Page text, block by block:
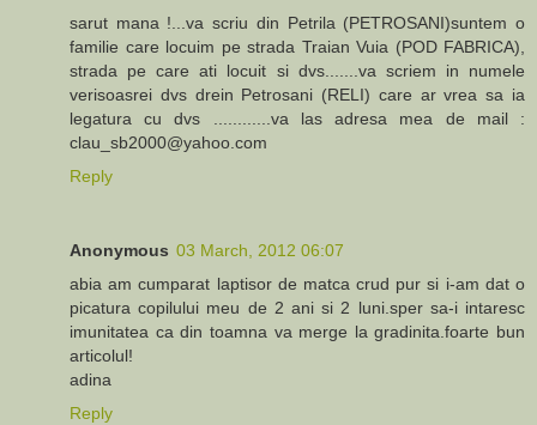
sarut mana !...va scriu din Petrila (PETROSANI)suntem o
familie care locuim pe strada Traian Vuia (POD FABRICA),
strada pe care ati locuit si dvs.......va scriem in numele
verisoasrei dvs drein Petrosani (RELI) care ar vrea sa ia
legatura cu dvs ............va las adresa mea de mail :
clau_sb2000@yahoo.com
Reply
Anonymous 03 March, 2012 06:07
abia am cumparat laptisor de matca crud pur si i-am dat o
picatura copilului meu de 2 ani si 2 luni.sper sa-i intaresc
imunitatea ca din toamna va merge la gradinita.foarte bun
articolul!
adina
Reply